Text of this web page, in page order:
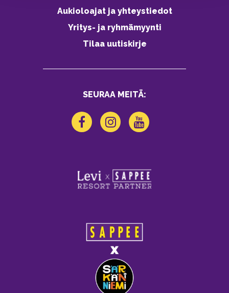
Aukioloajat ja yhteystiedot
Yritys- ja ryhmämyynti
Tilaa uutiskirje
SEURAA MEITÄ: